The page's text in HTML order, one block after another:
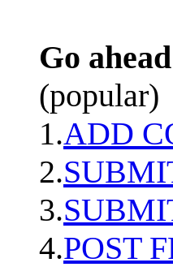
Go
(popular)
1.ADD
2.
3.
4.POST